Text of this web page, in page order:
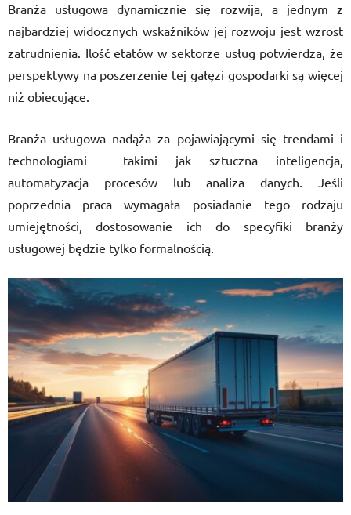
Branża usługowa dynamicznie się rozwija, a jednym z
najbardziej widocznych wskaźników jej rozwoju jest wzrost
zatrudnienia. Ilość etatów w sektorze usług potwierdza, że
perspektywy na poszerzenie tej gałęzi gospodarki są więcej
niż obiecujące.
Branża usługowa nadąża za pojawiającymi się trendami i
technologiami takimi jak sztuczna inteligencja,
automatyzacja procesów lub analiza danych. Jeśli
poprzednia praca wymagała posiadanie tego rodzaju
umiejętności, dostosowanie ich do specyfiki branży
usługowej będzie tylko formalnością.